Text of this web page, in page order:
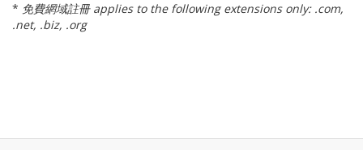
* 免費網域註冊 applies to the following extensions only: .com,
.net, .biz, .org